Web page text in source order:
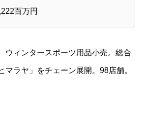
百万円
ウィンタースポーツ用品小売。総合
マラヤ」をチェーン展開。98店舗。